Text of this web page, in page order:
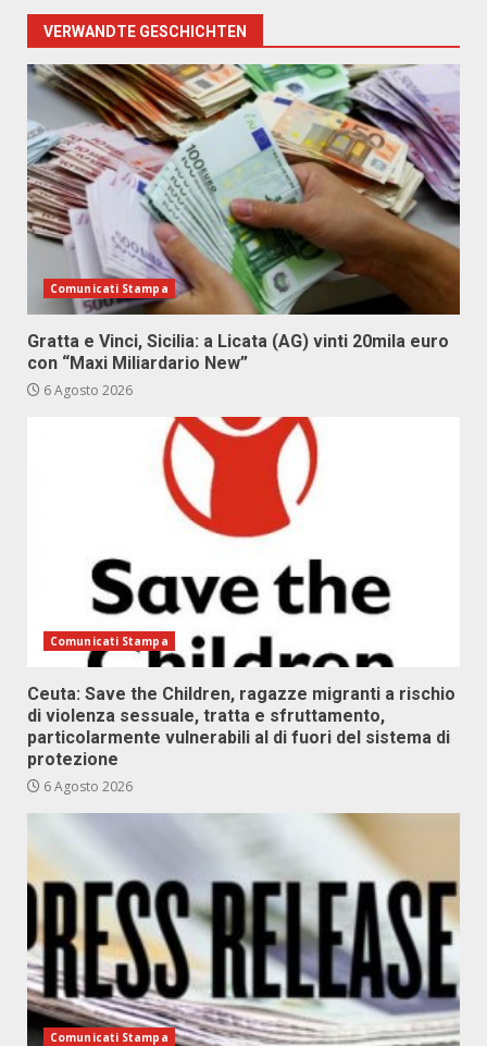
VERWANDTE GESCHICHTEN
Comunicati Stampa
Gratta e Vinci, Sicilia: a Licata (AG) vinti 20mila euro
con “Maxi Miliardario New”
6 Agosto 2026
Comunicati Stampa
Ceuta: Save the Children, ragazze migranti a rischio
di violenza sessuale, tratta e sfruttamento,
particolarmente vulnerabili al di fuori del sistema di
protezione
6 Agosto 2026
Comunicati Stampa